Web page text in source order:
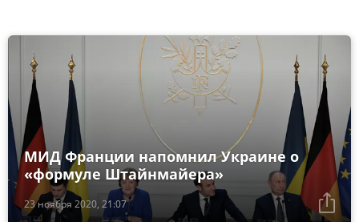
23 ноября 2020, 21:07
МИД Франции напомнил Украине о
«формуле Штайнмайера»